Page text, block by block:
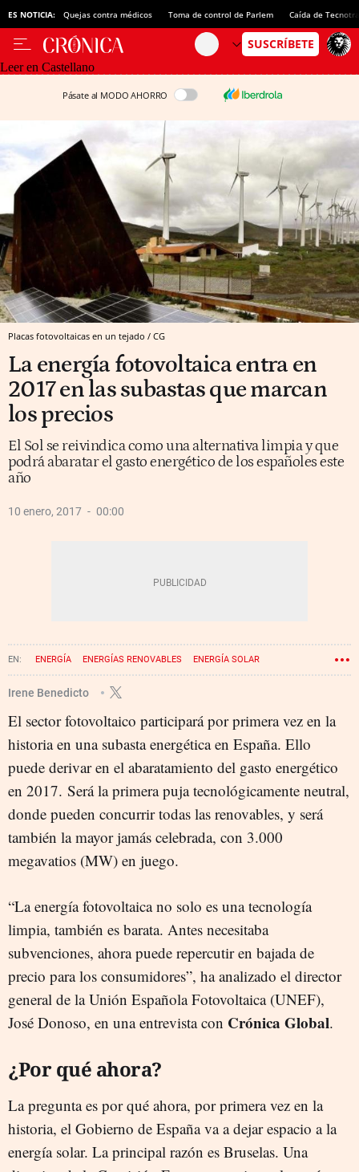
ES NOTICIA: Quejas contra médicos Toma de control de Parlem Caída de
Leer en Castellano
Pásate al MODO AHORRO
Placas fotovoltaicas en un tejado / CG
La energía fotovoltaica entra en
2017 en las subastas que marcan
los precios
El Sol se reivindica como una alternativa limpia y que
podrá abaratar el gasto energético de los españoles este
año
10 enero, 2017 00:00
ENERGÍA ENERGÍAS RENOVABLES ENERGÍA SOLAR
Irene Benedicto
El sector fotovoltaico participará por primera vez en la
historia en una subasta energética en España. Ello
puede derivar en el abaratamiento del gasto energético
en 2017. Será la primera puja tecnológicamente neutral,
donde pueden concurrir todas las renovables, y será
también la mayor jamás celebrada, con 3.000
megavatios (MW) en juego.
“La energía fotovoltaica no solo es una tecnología
limpia, también es barata. Antes necesitaba
subvenciones, ahora puede repercutir en bajada de
precio para los consumidores”, ha analizado el director
general de la Unión Española Fotovoltaica (UNEF),
José Donoso, en una entrevista con Crónica Global.
¿Por qué ahora?
La pregunta es por qué ahora, por primera vez en la
historia, el Gobierno de España va a dejar espacio a la
energía solar. La principal razón es Bruselas. Una